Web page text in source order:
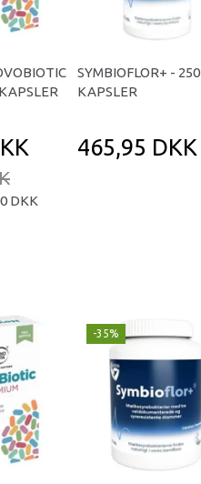
DKK
SYMBIOFLOR+ - 250
KAPSLER
465,95 DKK
-35%